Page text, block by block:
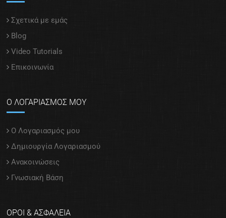
Σχετικά με εμάς
Blog
Video Tutorials
Επικοινωνία
Ο ΛΟΓΑΡΙΑΣΜΟΣ ΜΟΥ
Ο Λογαριασμός μου
Δημιουργία Λογαριασμού
Ανακοινώσεις
Γνωσιακή Βάση
ΟΡΟΙ & ΑΣΦΑΛΕΙΑ